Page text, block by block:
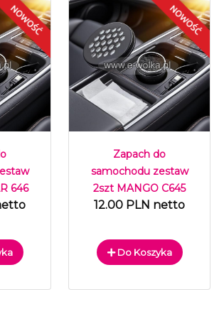
646
Zapach do
samochodu zestaw
2szt MANGO C645
12.00 PLN netto
Do Koszyka